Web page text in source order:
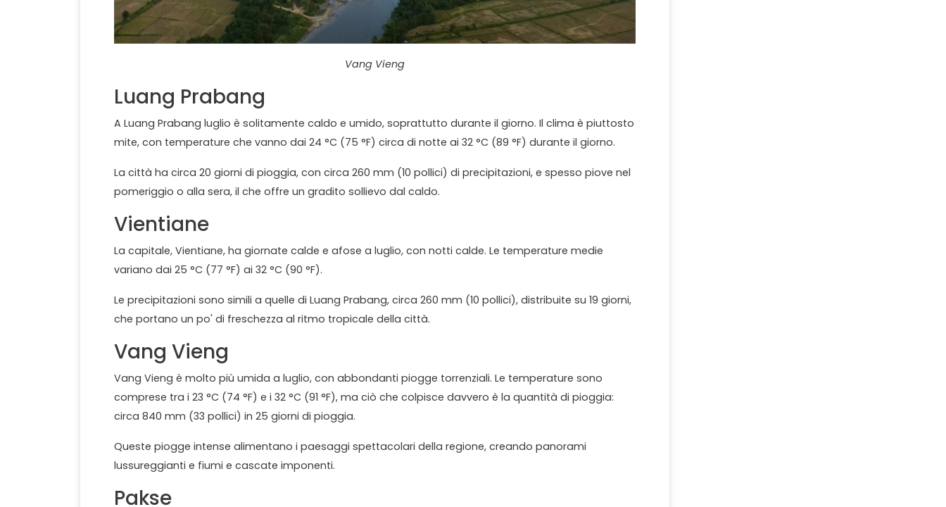
Vang Vieng
Luang Prabang
A Luang Prabang luglio è solitamente caldo e umido, soprattutto durante il giorno. Il clima è piuttosto
mite, con temperature che vanno dai 24 °C (75 °F) circa di notte ai 32 °C (89 °F) durante il giorno.
La città ha circa 20 giorni di pioggia, con circa 260 mm (10 pollici) di precipitazioni, e spesso piove nel
pomeriggio o alla sera, il che offre un gradito sollievo dal caldo.
Vientiane
La capitale, Vientiane, ha giornate calde e afose a luglio, con notti calde. Le temperature medie
variano dai 25 °C (77 °F) ai 32 °C (90 °F).
Le precipitazioni sono simili a quelle di Luang Prabang, circa 260 mm (10 pollici), distribuite su 19 giorni,
che portano un po' di freschezza al ritmo tropicale della città.
Vang Vieng
Vang Vieng è molto più umida a luglio, con abbondanti piogge torrenziali. Le temperature sono
comprese tra i 23 °C (74 °F) e i 32 °C (91 °F), ma ciò che colpisce davvero è la quantità di pioggia:
circa 840 mm (33 pollici) in 25 giorni di pioggia.
Queste piogge intense alimentano i paesaggi spettacolari della regione, creando panorami
lussureggianti e fiumi e cascate imponenti.
Pakse